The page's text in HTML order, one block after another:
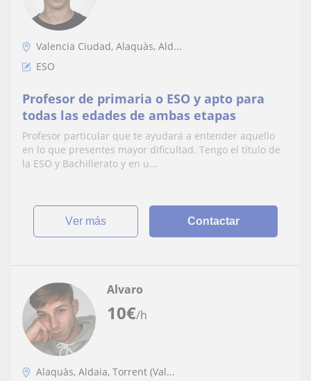
Valencia Ciudad, Alaquàs, Ald...
ESO
Profesor de primaria o ESO y apto para
todas las edades de ambas etapas
Profesor particular que te ayudará a entender aquello
en lo que presentes mayor dificultad. Tengo el título de
la ESO y Bachillerato y en u...
ver más Contactar
10€/h
Alvaro
Alaquàs, Aldaia, Torrent (Val...